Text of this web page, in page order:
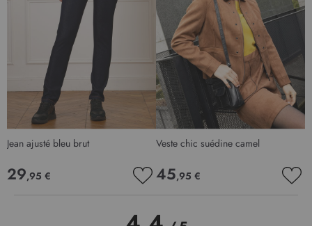
Jean ajusté bleu brut
29,95 €
MA
LISTE
Veste chic suédine camel
45,95 €